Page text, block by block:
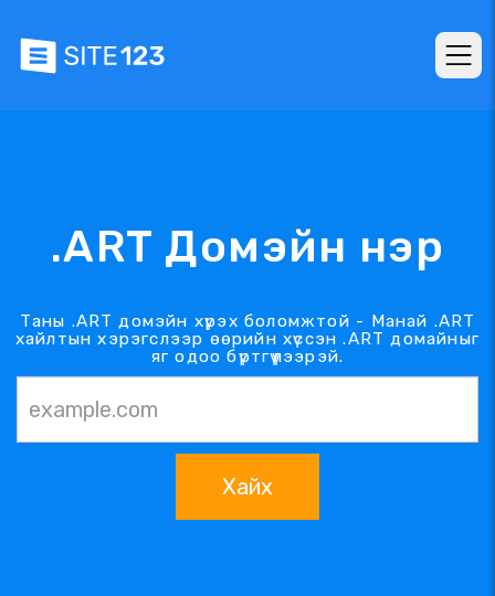
.ART Домэйн нэр
Таны .ART домэйн хүрэх боломжтой - Манай .ART
хайлтын хэрэгслээр өөрийн хүссэн .ART домайныг
яг одоо бүртгүүлээрэй.
Хайх